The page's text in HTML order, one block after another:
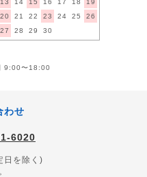
20
21 22 23 24 25
26
27
28 29 30
9:00〜18:00
わせ
6020
日を除く)